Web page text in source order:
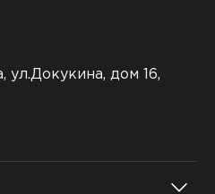
ул.Докукина, дом 16,